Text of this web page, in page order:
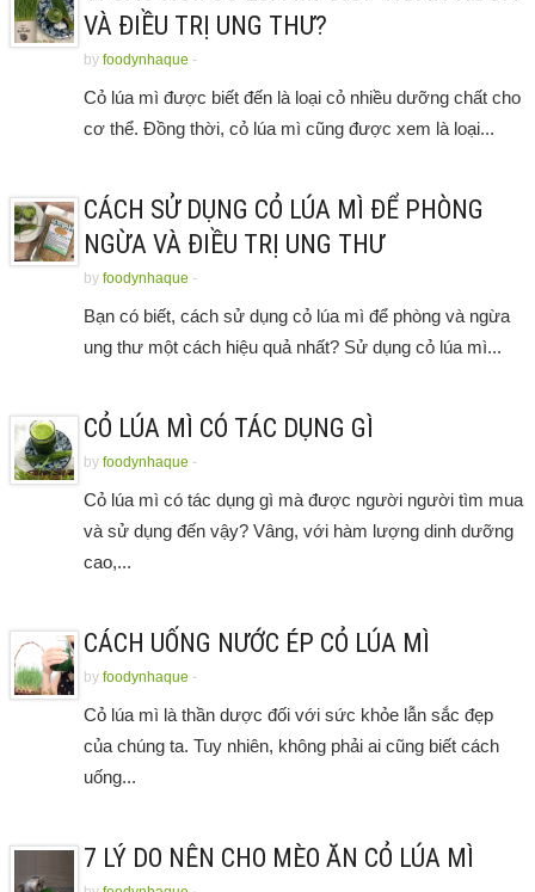
VÀ ĐIỀU TRỊ UNG THƯ?
by foodynhaque -
Cỏ lúa mì được biết đến là loại cỏ nhiều dưỡng chất cho
cơ thể. Đồng thời, cỏ lúa mì cũng được xem là loại...
CÁCH SỬ DỤNG CỎ LÚA MÌ ĐỂ PHÒNG
NGỪA VÀ ĐIỀU TRỊ UNG THƯ
by foodynhaque -
Bạn có biết, cách sử dụng cỏ lúa mì để phòng và ngừa
ung thư một cách hiệu quả nhất? Sử dụng cỏ lúa mì...
CỎ LÚA MÌ CÓ TÁC DỤNG GÌ
by foodynhaque -
Cỏ lúa mì có tác dụng gì mà được người người tìm mua
và sử dụng đến vậy? Vâng, với hàm lượng dinh dưỡng
cao,...
CÁCH UỐNG NƯỚC ÉP CỎ LÚA MÌ
by foodynhaque -
Cỏ lúa mì là thần dược đối với sức khỏe lẫn sắc đẹp
của chúng ta. Tuy nhiên, không phải ai cũng biết cách
uống...
7 LÝ DO NÊN CHO MÈO ĂN CỎ LÚA MÌ